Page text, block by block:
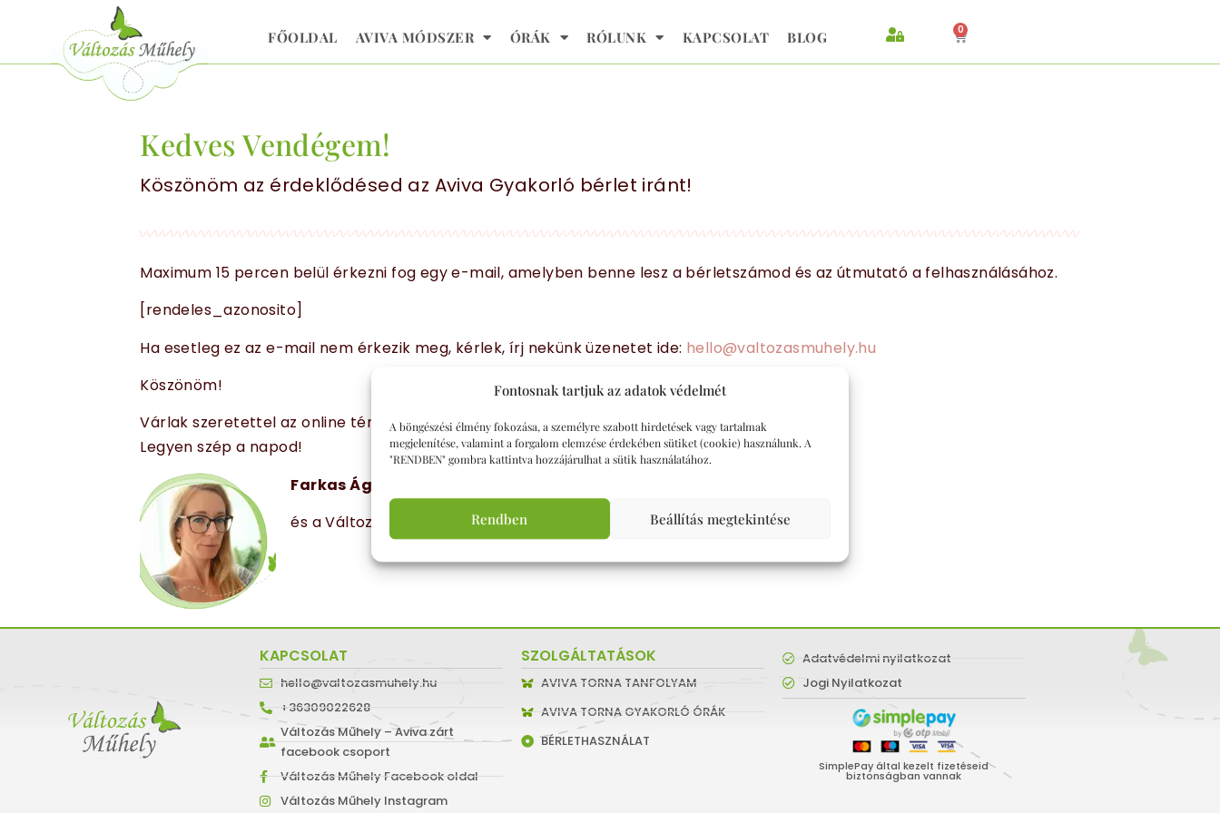
Fontosnak tartjuk az adatok védelmét
A böngészési élmény fokozása, a személyre szabott hirdetések vagy tartalmak
megjelenítése, valamint a forgalom elemzése érdekében sütiket (cookie) használunk. A
"RENDBEN" gombra kattintva hozzájárulhat a sütik használatához.
Rendben Beállítás megtekintése
FŐOLDAL AVIVA MÓDSZER ÓRÁK RÓLUNK KAPCSOLAT BLOG 0
Kedves Vendégem!
Köszönöm az érdeklődésed az Aviva Gyakorló bérlet iránt!
Maximum 15 percen belül érkezni fog egy e-mail, amelyben benne lesz a bérletszámod és az útmutató a felhasználásához.
[rendeles_azonosito]
Ha esetleg ez az e-mail nem érkezik meg, kérlek, írj nekünk üzenetet ide: hello@valtozasmuhely.hu
Köszönöm!
Várlak szeretettel az online térben!
Legyen szép a napod!
Farkas Ágnes
és a Változás Műhely Csapata
KAPCSOLAT
hello@valtozasmuhely.hu
+36309022628
Változás Műhely – Aviva zárt
facebook csoport
Változás Műhely Facebook oldal
Változás Műhely Instagram
SZOLGÁLTATÁSOK
AVIVA TORNA TANFOLYAM
AVIVA TORNA GYAKORLÓ ÓRÁK
BÉRLETHASZNÁLAT
Adatvédelmi nyilatkozat
Jogi Nyilatkozat
SimplePay által kezelt fizetéseid
biztonságban vannak